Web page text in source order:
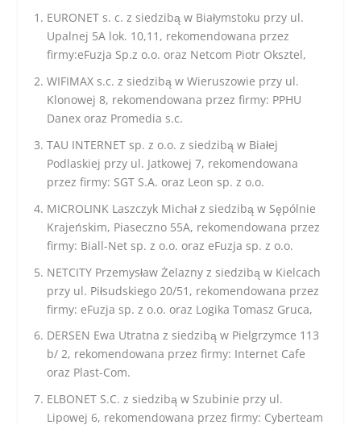
EURONET s. c. z siedzibą w Białymstoku przy ul.
Upalnej 5A lok. 10,11, rekomendowana przez
firmy:eFuzja Sp.z o.o. oraz Netcom Piotr Oksztel,
WIFIMAX s.c. z siedzibą w Wieruszowie przy ul.
Klonowej 8, rekomendowana przez firmy: PPHU
Danex oraz Promedia s.c.
TAU INTERNET sp. z o.o. z siedzibą w Białej
Podlaskiej przy ul. Jatkowej 7, rekomendowana
przez firmy: SGT S.A. oraz Leon sp. z o.o.
MICROLINK Laszczyk Michał z siedzibą w Sępólnie
Krajeńskim, Piaseczno 55A, rekomendowana przez
firmy: Biall-Net sp. z o.o. oraz eFuzja sp. z o.o.
NETCITY Przemysław Żelazny z siedzibą w Kielcach
przy ul. Piłsudskiego 20/51, rekomendowana przez
firmy: eFuzja sp. z o.o. oraz Logika Tomasz Gruca,
DERSEN Ewa Utratna z siedzibą w Pielgrzymce 113
b/ 2, rekomendowana przez firmy: Internet Cafe
oraz Plast-Com.
ELBONET S.C. z siedzibą w Szubinie przy ul.
Lipowej 6, rekomendowana przez firmy: Cyberteam